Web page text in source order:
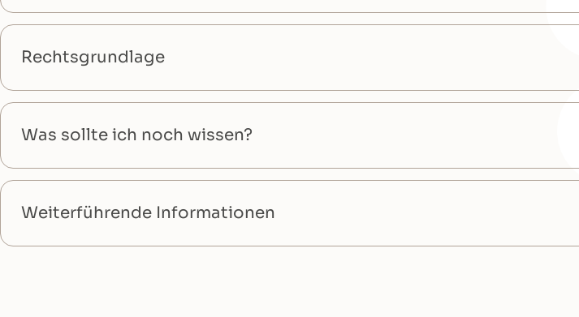
Rechtsgrundlage
Was sollte ich noch wissen?
Weiterführende Informationen